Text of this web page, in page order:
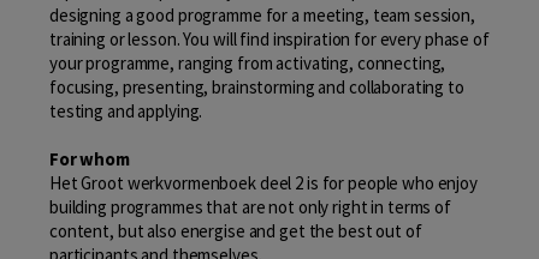
designing a good programme for a meeting, team session,
training or lesson. You will find inspiration for every phase of
your programme, ranging from activating, connecting,
focusing, presenting, brainstorming and collaborating to
testing and applying.
For whom
Het Groot werkvormenboek deel 2 is for people who enjoy
building programmes that are not only right in terms of
content, but also energise and get the best out of